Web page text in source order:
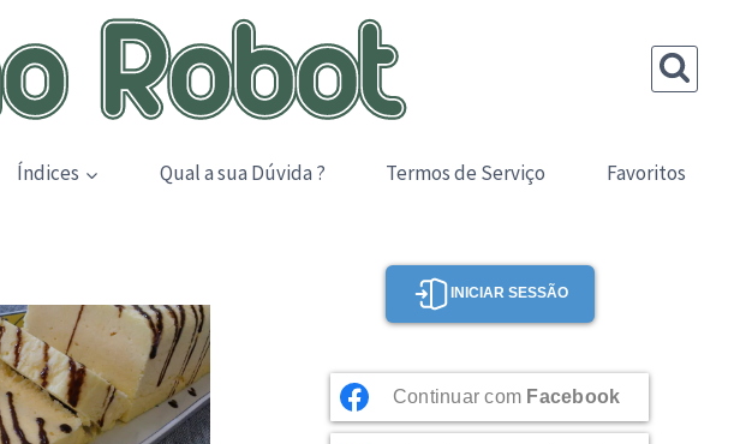
Índices Qual a sua Dúvida ? Termos de Serviço Favoritos
INICIAR SESSÃO
Continuar com Facebook